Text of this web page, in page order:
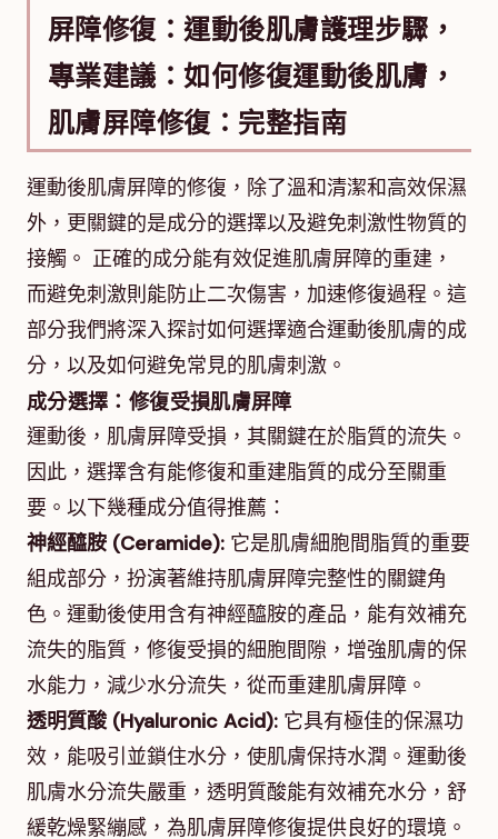
屏障修復：運動後肌膚護理步驟，
專業建議：如何修復運動後肌膚，
肌膚屏障修復：完整指南
運動後肌膚屏障的修復，除了溫和清潔和高效保濕
外，更關鍵的是成分的選擇以及避免刺激性物質的
接觸。 正確的成分能有效促進肌膚屏障的重建，
而避免刺激則能防止二次傷害，加速修復過程。這
部分我們將深入探討如何選擇適合運動後肌膚的成
分，以及如何避免常見的肌膚刺激。
成分選擇：修復受損肌膚屏障
運動後，肌膚屏障受損，其關鍵在於脂質的流失。
因此，選擇含有能修復和重建脂質的成分至關重
要。以下幾種成分值得推薦：
神經醯胺 (Ceramide): 它是肌膚細胞間脂質的重要
組成部分，扮演著維持肌膚屏障完整性的關鍵角
色。運動後使用含有神經醯胺的產品，能有效補充
流失的脂質，修復受損的細胞間隙，增強肌膚的保
水能力，減少水分流失，從而重建肌膚屏障。
透明質酸 (Hyaluronic Acid): 它具有極佳的保濕功
效，能吸引並鎖住水分，使肌膚保持水潤。運動後
肌膚水分流失嚴重，透明質酸能有效補充水分，舒
緩乾燥緊繃感，為肌膚屏障修復提供良好的環境。